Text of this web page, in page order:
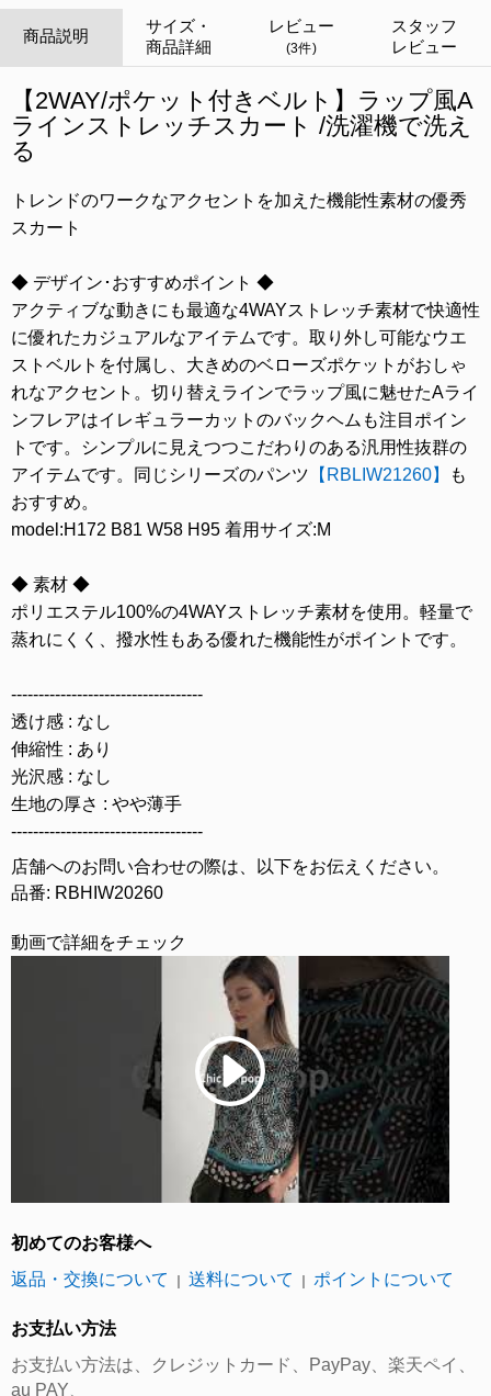
商品説明
サイズ・
商品詳細
レビュー
(3件)
スタッフ
レビュー
【2WAY/ポケット付きベルト】ラップ風A
ラインストレッチスカート /洗濯機で洗え
る
トレンドのワークなアクセントを加えた機能性素材の優秀
スカート
◆ デザイン･おすすめポイント ◆
アクティブな動きにも最適な4WAYストレッチ素材で快適性
に優れたカジュアルなアイテムです。取り外し可能なウエ
ストベルトを付属し、大きめのベローズポケットがおしゃ
れなアクセント。切り替えラインでラップ風に魅せたAライ
ンフレアはイレギュラーカットのバックヘムも注目ポイン
トです。シンプルに見えつつこだわりのある汎用性抜群の
アイテムです。同じシリーズのパンツ 【RBLIW21260】
も
おすすめ。
model:H172 B81 W58 H95 着用サイズ:M
◆ 素材 ◆
ポリエステル100%の4WAYストレッチ素材を使用。軽量で
蒸れにくく、撥水性もある優れた機能性がポイントです。
-----------------------------------
透け感 : なし
伸縮性 : あり
光沢感 : なし
生地の厚さ : やや薄手
-----------------------------------
店舗へのお問い合わせの際は、以下をお伝えください。
品番: RBHIW20260
動画で詳細をチェック
初めてのお客様へ
返品・交換について
｜ 送料について ｜ ポイントについて
お支払い方法
お支払い方法は、クレジットカード、PayPay、楽天ペイ、
au PAY、